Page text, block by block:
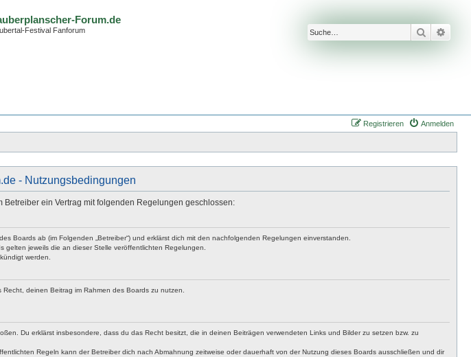
Forum.de
Festival Fanforum Suche
Anmelden
Registrieren
- Nutzungsbedingungen
Betreiber ein Vertrag mit folgenden Regelungen geschlossen:
Boards ab (im Folgenden „Betreiber“) und erklärst dich mit den nachfolgenden Regelungen einverstanden.
jeweils die an dieser Stelle veröffentlichten Regelungen.
werden.
deinen Beitrag im Rahmen des Boards zu nutzen.
Du erklärst insbesondere, dass du das Recht besitzt, die in deinen Beiträgen verwendeten Links und Bilder zu setzen bzw. zu
Regeln kann der Betreiber dich nach Abmahnung zeitweise oder dauerhaft von der Nutzung dieses Boards ausschließen und dir